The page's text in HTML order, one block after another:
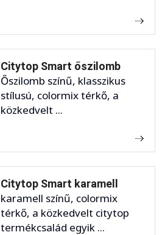
Citytop Smart őszilomb
Őszilomb színű, klasszikus
stílusú, colormix térkő, a
közkedvelt ...
Citytop Smart karamell
karamell színű, colormix
térkő, a közkedvelt citytop
termékcsalád egyik ...